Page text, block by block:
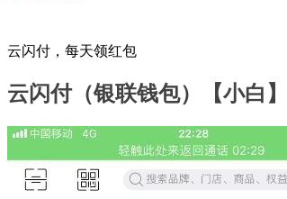
云闪付，每天领红包
云闪付（银联钱包）【小白】